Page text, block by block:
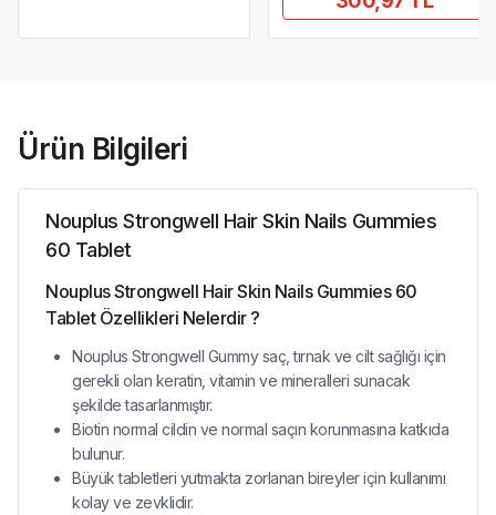
Ürün Bilgileri
Nouplus Strongwell Hair Skin Nails Gummies
60 Tablet
Nouplus Strongwell Hair Skin Nails Gummies 60
Tablet Özellikleri Nelerdir ?
Nouplus Strongwell Gummy saç, tırnak ve cilt sağlığı için
gerekli olan keratin, vitamin ve mineralleri sunacak
şekilde tasarlanmıştır.
Biotin normal cildin ve normal saçın korunmasına katkıda
bulunur.
Büyük tabletleri yutmakta zorlanan bireyler için kullanımı
kolay ve zevklidir.